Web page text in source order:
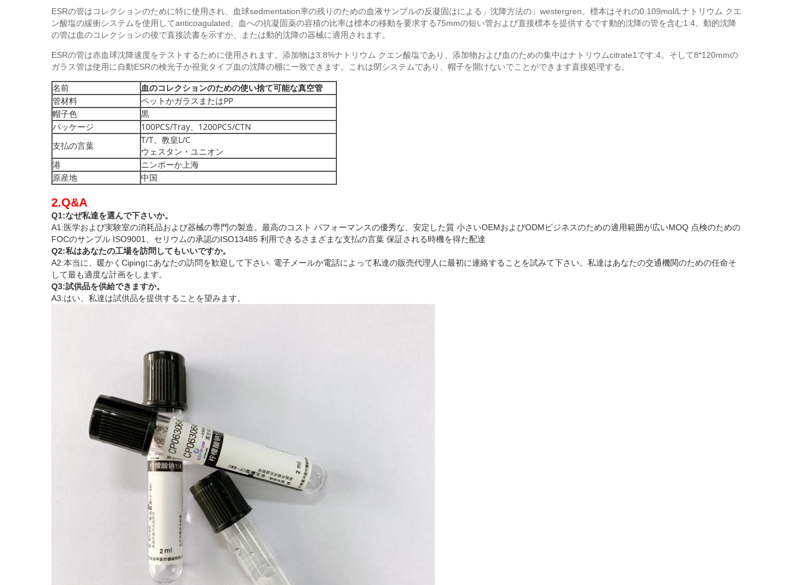
ESRの管はコレクションのために特に使用され、血球sedmentation率の残りのための血液サンプルの反凝固はによる」沈降方法の」westergren。標本はそれの0.109mol/Lナトリウム クエ
ン酸塩の緩衝システムを使用してanticoagulated。血への抗凝固薬の容積の比率は標本の移動を要求する75mmの短い管および直接標本を提供するです動的沈降の管を含む1:4。動的沈降
の管は血のコレクションの後で直接読書を示すか、または動的沈降の器械に適用されます。
ESRの管は赤血球沈降速度をテストするために使用されます。添加物は3.8%ナトリウム クエン酸塩であり、添加物および血のための集中はナトリウムcitrate1です:4。そして8*120mmの
ガラス管は使用に自動ESRの検光子か視覚タイプ血の沈降の棚に一致できます。これは閉システムであり、帽子を開けないでことができます直接処理する。
名前
血のコレクションのための使い捨て可能な真空管
管材料
ペットかガラスまたはPP
帽子色
黒
パッケージ
100PCS/Tray、1200PCS/CTN
支払の言葉
T/T、教皇L/C
ウェスタン・ユニオン
港
ニンポーか上海
原産地
中国
2.Q&A
Q1:なぜ私達を選んで下さいか。
A1:医学および実験室の消耗品および器械の専門の製造。最高のコスト パフォーマンスの優秀な、安定した質 小さいOEMおよびODMビジネスのための適用範囲が広いMOQ 点検のための
FOCのサンプル ISO9001、セリウムの承認のISO13485 利用できるさまざまな支払の言葉 保証される時機を得た配達
Q2:私はあなたの工場を訪問してもいいですか。
A2:本当に、暖かくCipingにあなたの訪問を歓迎して下さい . 電子メールか電話によって私達の販売代理人に最初に連絡することを試みて下さい。私達はあなたの交通機関のための任命そ
して最も適度な計画をします。
Q3:試供品を供給できますか。
A3:はい、私達は試供品を提供することを望みます。